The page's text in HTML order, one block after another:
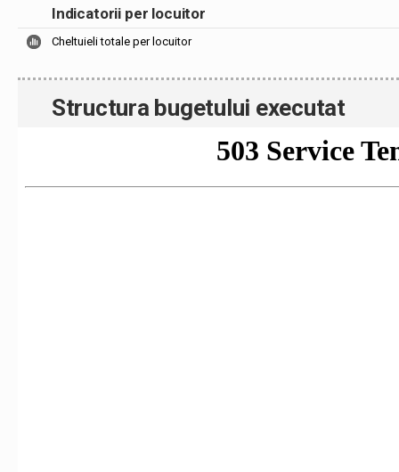
Indicatorii per locuitor
Cheltuieli totale per locuitor
Structura bugetului executat